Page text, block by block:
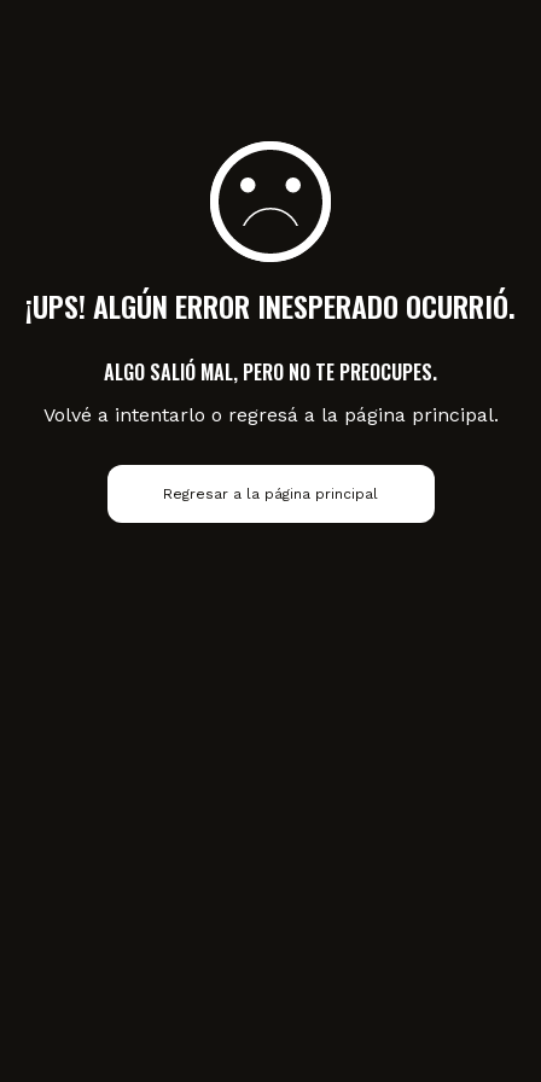
¡UPS! ALGÚN ERROR INESPERADO OCURRIÓ.
ALGO SALIÓ MAL, PERO NO TE PREOCUPES.
Volvé a intentarlo o regresá a la página principal.
Regresar a la página principal